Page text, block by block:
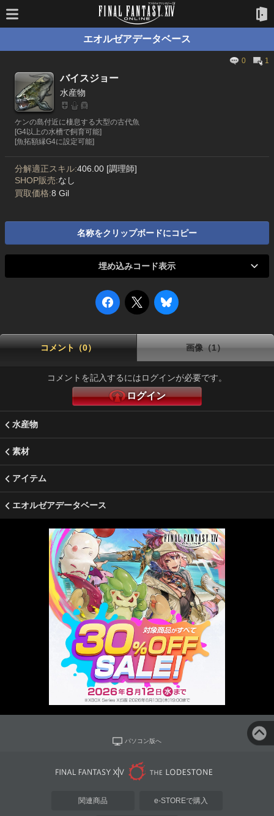
エオルゼアデータベース
0 1
バイスジョー
水産物
ケンの島付近に棲息する大型の古代魚
[G4以上の水槽で飼育可能]
[魚拓額縁G4に設定可能]
分解適正スキル:406.00 [調理師]
SHOP販売:なし
買取価格:8 Gil
名称をクリップボードにコピー
埋め込みコード表示
コメント（0） 画像（1）
コメントを記入するにはログインが必要です。
ログイン
水産物
素材
アイテム
エオルゼアデータベース
パソコン版へ
関連商品 e-STOREで購入